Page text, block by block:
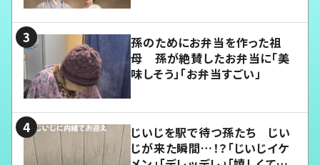
孫のためにお弁当を作った祖
母 孫が絶賛したお弁当に「美
味しそう」「お弁当すごい」
じいじを駅で待つ孫たち じい
じが来た瞬間…！？「じいじイケ